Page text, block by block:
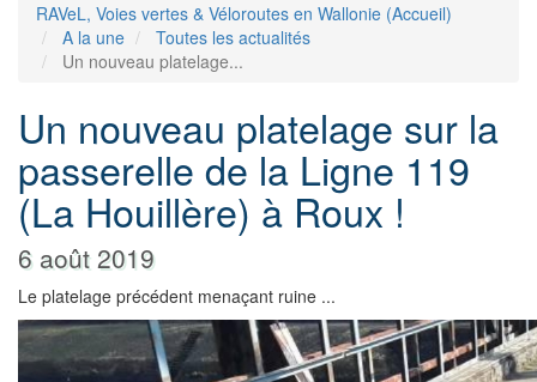
RAVeL, Voies vertes & Véloroutes en Wallonie (Accueil)
A la une
Toutes les actualités
Un nouveau platelage...
Un nouveau platelage sur la
passerelle de la Ligne 119
(La Houillère) à Roux !
6 août 2019
Le platelage précédent menaçant ruine ...